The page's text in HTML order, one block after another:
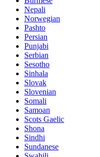
Nepali
Norwegian
Pashto
Persian
Punjabi
Serbian
Sesotho
Sinhala
Slovak
Slovenian
Somali
Samoan
Scots Gaelic
Shona
Sindhi
Sundanese